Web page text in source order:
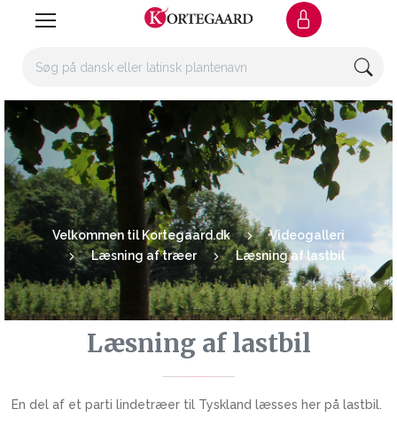
Velkommen til Kortegaard.dk
Videogalleri
Læsning af træer
Læsning af lastbil
Læsning af lastbil
En del af et parti lindetræer til Tyskland læsses her på lastbil.